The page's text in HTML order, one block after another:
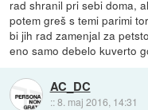
rad shranil pri sebi doma,
potem greš s temi parimi
bi jih rad zamenjal za
eno samo debelo kuverto
AC_DC
::8. maj 2016, 14:31